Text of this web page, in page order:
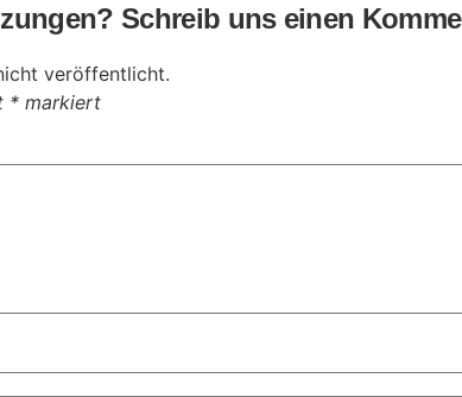
Schreib uns einen
veröffentlicht.
* markiert